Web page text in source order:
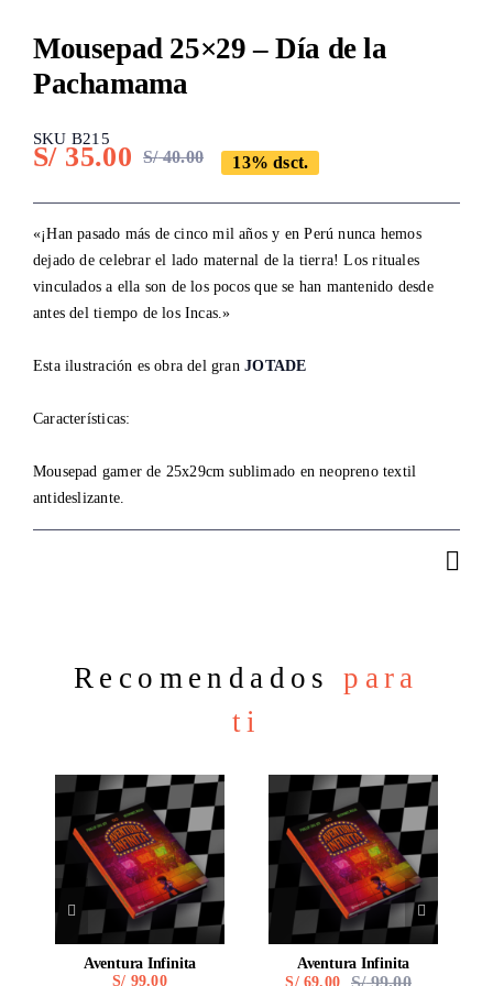
Mousepad 25×29 – Día de la
Pachamama
SKU B215
S/40.00Original
price
was:
S/ 40.00.
S/35.00
Current
price
is:
S/ 35.00.
13% dsct.
«¡Han pasado más de cinco mil años y en Perú nunca hemos
dejado de celebrar el lado maternal de la tierra! Los rituales
vinculados a ella son de los pocos que se han mantenido desde
antes del tiempo de los Incas.»
Esta ilustración es obra del granJOTADE
Características:
Mousepad gamer de 25x29cm sublimado en neopreno textil
antideslizante.
Recomendadospara
ti
Aventura Infinita
S/ 99.00
Aventura Infinita
S/69.00